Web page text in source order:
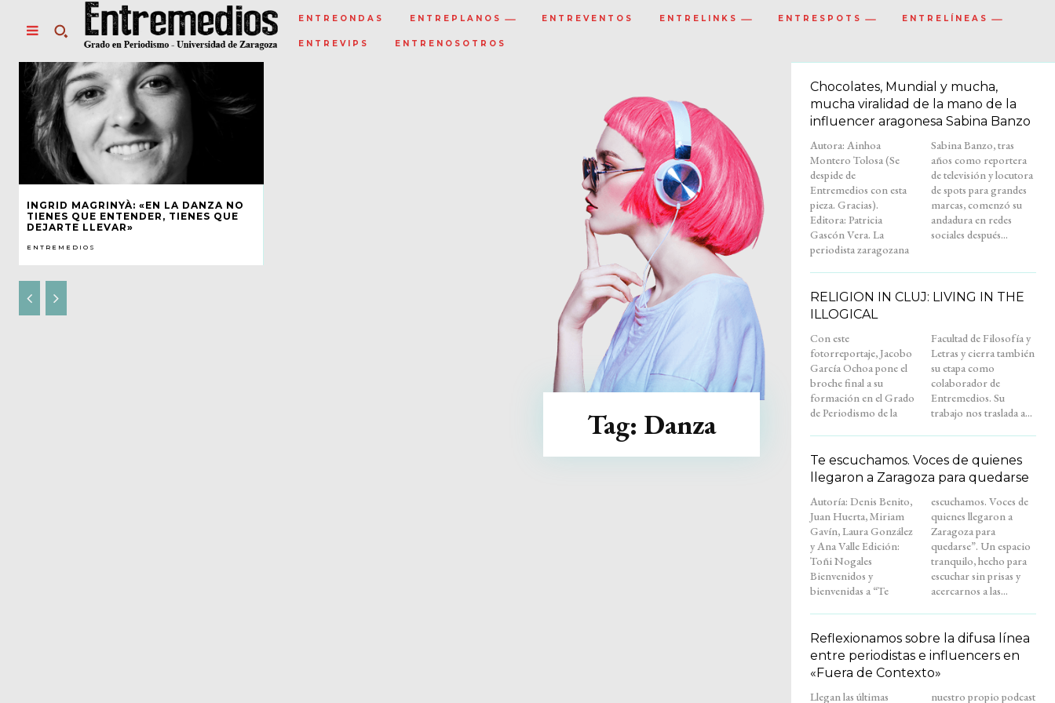
ENTREONDAS ENTREPLANOS ENTREVENTOS ENTRELINKS ENTRESPOTS ENTRELÍNEAS
ENTREVIPS ENTRENOSOTROS
INGRID MAGRINYÀ: «EN LA DANZA NO
TIENES QUE ENTENDER, TIENES QUE
DEJARTE LLEVAR»
ENTREMEDIOS
Tag: Danza
Chocolates, Mundial y mucha,
mucha viralidad de la mano de la
influencer aragonesa Sabina Banzo
Autora: Ainhoa
Montero Tolosa (Se
despide de
Entremedios con esta
pieza. Gracias).
Editora: Patricia
Gascón Vera. La
periodista zaragozana
Sabina Banzo, tras
años como reportera
de televisión y locutora
de spots para grandes
marcas, comenzó su
andadura en redes
sociales después...
RELIGION IN CLUJ: LIVING IN THE
ILLOGICAL
Con este
fotorreportaje, Jacobo
García Ochoa pone el
broche final a su
formación en el Grado
de Periodismo de la
Facultad de Filosofía y
Letras y cierra también
su etapa como
colaborador de
Entremedios. Su
trabajo nos traslada a...
Te escuchamos. Voces de quienes
llegaron a Zaragoza para quedarse
Autoría: Denis Benito,
Juan Huerta, Miriam
Gavín, Laura González
y Ana Valle Edición:
Toñi Nogales
Bienvenidos y
bienvenidas a “Te
escuchamos. Voces de
quienes llegaron a
Zaragoza para
quedarse”. Un espacio
tranquilo, hecho para
escuchar sin prisas y
acercarnos a las...
Reflexionamos sobre la difusa línea
entre periodistas e influencers en
«Fuera de Contexto»
Llegan las últimas
nuestro propio podcast